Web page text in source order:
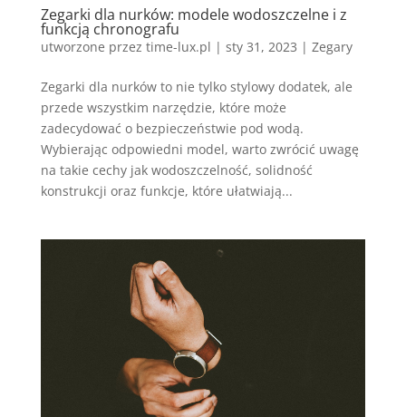
Zegarki dla nurków: modele wodoszczelne i z
funkcją chronografu
utworzone przez time-lux.pl | sty 31, 2023 | Zegary
Zegarki dla nurków to nie tylko stylowy dodatek, ale
przede wszystkim narzędzie, które może
zadecydować o bezpieczeństwie pod wodą.
Wybierając odpowiedni model, warto zwrócić uwagę
na takie cechy jak wodoszczelność, solidność
konstrukcji oraz funkcje, które ułatwiają...